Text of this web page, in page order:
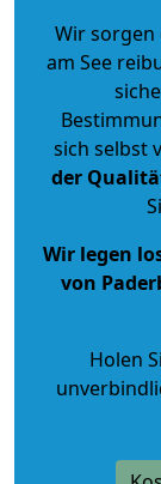
Wir sorgen
am See
sich selbst
der
Wir legen
von
Holen